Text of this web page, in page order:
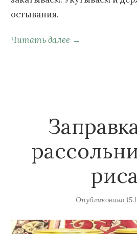
остывания.
Читать далее →
Опубликовано